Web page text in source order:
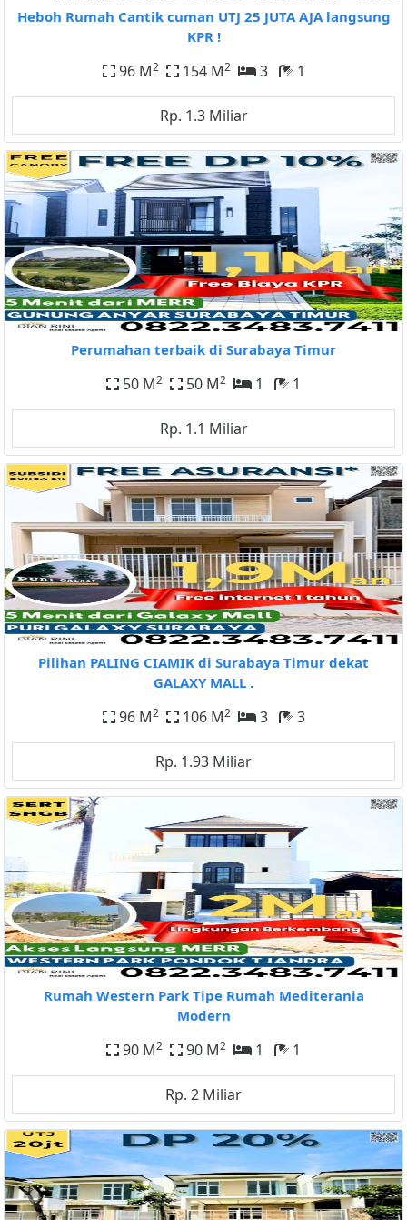
Heboh Rumah Cantik cuman UTJ 25 JUTA AJA langsung
KPR !
96 M2 154 M2 3 1
Rp. 1.3 Miliar
Perumahan terbaik di Surabaya Timur
50 M2 50 M2 1 1
Rp. 1.1 Miliar
Pilihan PALING CIAMIK di Surabaya Timur dekat
GALAXY MALL .
96 M2 106 M2 3 3
Rp. 1.93 Miliar
Rumah Western Park Tipe Rumah Mediterania
Modern
90 M2 90 M2 1 1
Rp. 2 Miliar